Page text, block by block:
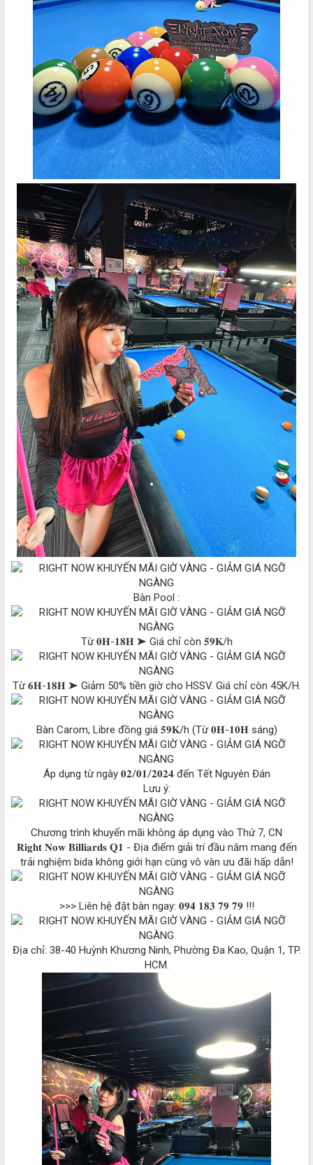
Bàn Pool :
Từ 𝟎𝐇-𝟏𝟖𝐇 ➤ Giá chỉ còn 𝟓𝟗𝐊/h
Từ 𝟔𝐇-𝟏𝟖𝐇 ➤ Giảm 50% tiền giờ cho HSSV. Giá chỉ còn 45K/H.
Bàn Carom, Libre đồng giá 𝟓𝟗𝐊/h (Từ 𝟎𝐇-𝟏𝟎𝐇 sáng)
Áp dụng từ ngày 𝟎𝟐/𝟎𝟏/𝟐𝟎𝟐𝟒 đến Tết Nguyên Đán
Lưu ý:
Chương trình khuyến mãi không áp dụng vào Thứ 7, CN
𝐑𝐢𝐠𝐡𝐭 𝐍𝐨𝐰 𝐁𝐢𝐥𝐥𝐢𝐚𝐫𝐝𝐬 𝐐𝟏 - Địa điểm giải trí đầu năm mang đến
trải nghiệm bida không giới hạn cùng vô vàn ưu đãi hấp dẫn!
>>> Liên hệ đặt bàn ngay: 𝟎𝟗𝟒 𝟏𝟖𝟑 𝟕𝟗 𝟕𝟗 !!!
Địa chỉ: 38-40 Huỳnh Khương Ninh, Phường Đa Kao, Quận 1, TP.
HCM.